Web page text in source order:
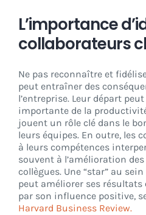
L’importance
collaborateurs
Ne pas reconnaître et
peut entraîner des
l’entreprise. Leur départ
importante de la
jouent un rôle clé dans le
leurs équipes. En outre, les
à leurs compétences
souvent à l’amélioration
collègues. Une “star” au
peut améliorer ses résultats
par son influence positive,
Harvard Business Review.